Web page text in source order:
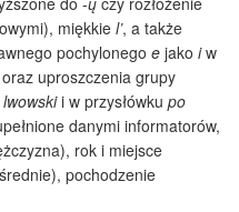
miękkie l’, a także
pochylonego e jako iw
oraz uproszczenia grupy
lwowskii w przysłówku po
danymi informatorów,
rok i miejsce
pochodzenie